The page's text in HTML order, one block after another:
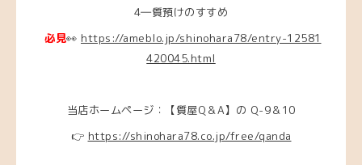
4―質預けのすすめ
必見👀 https://ameblo.jp/shinohara78/entry-12581
420045.html
当店ホームページ：【質屋Q＆A】の Q-9＆10
👉 https://shinohara78.co.jp/free/qanda